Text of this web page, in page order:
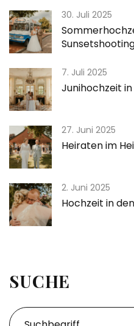
30. Juli 2025
7. Juli 2025
Junihochzeit
27. Juni 2025
Heiraten im
2. Juni 2025
Hochzeit in
SUCHE